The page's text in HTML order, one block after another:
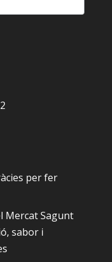
per fer
Mercat Sagunt
sabor i